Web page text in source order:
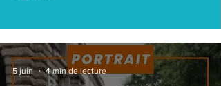
5 juin 4 min de lecture